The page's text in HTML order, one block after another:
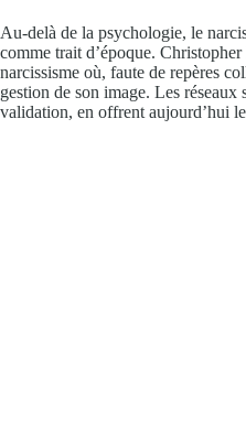
Au-delà de la psychologie, le
comme trait d’époque.
narcissisme où, faute de repères
gestion de son image. Les
validation, en offrent aujourd’hui